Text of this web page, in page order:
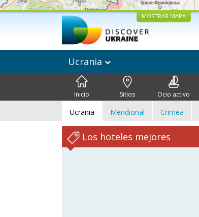
MOSTRAR MAPA
Ucrania
Inicio Sitios Ocio activo
Ucrania Meridional Crimea
Los hoteles mejores